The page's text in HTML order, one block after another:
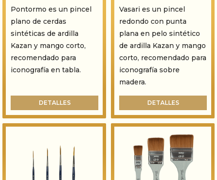
Pontormo es un pincel
plano de cerdas
sintéticas de ardilla
Kazan y mango corto,
recomendado para
iconografía en tabla.
DETALLES
Vasari es un pincel
redondo con punta
plana en pelo sintético
de ardilla Kazan y mango
corto, recomendado para
iconografía sobre
madera.
DETALLES